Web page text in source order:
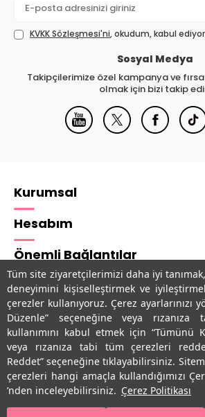
Tüm site ziyaretçilerimizi daha iyi
deneyimini kişiselleştirmek ve
çerezler kullanıyoruz. Çerez ayarlarınızı
Düzenle” seçeneğine veya
kullanımını kabul etmek için “Tümünü
veya rızanıza tabi tüm çerezleri
Reddet” seçeneğine tıklayabilirsiniz.
çerezleri hangi amaçla kullandığımızı
’nden inceleyebilirsiniz. Çerez Politikası
KVKK Sözleşmesi'ni, okudum, kabul
Sosyal Medya
Takipçilerimize özel kampanya ve
olmak için bizi takip
Kurumsal
Hesabım
Önemli Bağlantılar
Adres & İletişim
Uygulamalarımız